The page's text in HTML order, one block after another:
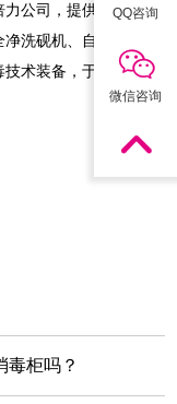
公司，提供代表当今
洗砚机、自动洗碗
术装备，于5月9日一
毒柜吗？
QQ咨询
微信咨询